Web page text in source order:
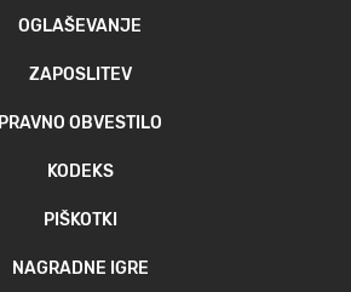
OGLAŠEVANJE
ZAPOSLITEV
PRAVNO OBVESTILO
KODEKS
PIŠKOTKI
NAGRADNE IGRE